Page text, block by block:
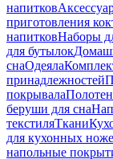
напитков
приготовления
напитковНаборы
для бутылок
снаОдеяла
принадлежностей
покрывала
беруши для сна
текстиляТкани
для кухонных
напольные